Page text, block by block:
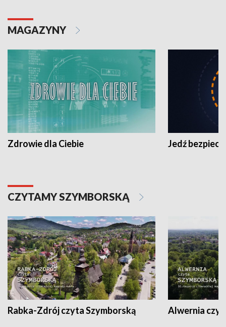
MAGAZYNY
Zdrowie dla Ciebie Jedź
CZYTAMY SZYMBORSKĄ
Rabka-Zdrój czyta Szymborską Alwernia